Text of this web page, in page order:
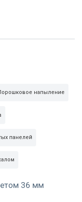
напыление
панелей
36 мм